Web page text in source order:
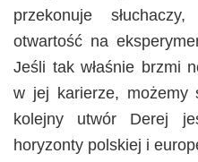
przekonuje
otwartość na
Jeśli tak właśnie brzmi
w jej karierze, możemy
kolejny utwór Derej
horyzonty polskiej i